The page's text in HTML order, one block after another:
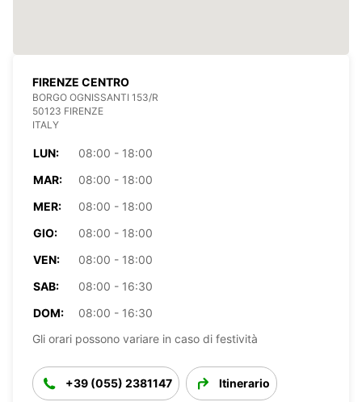
FIRENZE CENTRO
BORGO OGNISSANTI 153/R
50123 FIRENZE
ITALY
LUN:
08:00 - 18:00
MAR:
08:00 - 18:00
MER:
08:00 - 18:00
GIO:
08:00 - 18:00
VEN:
08:00 - 18:00
SAB:
08:00 - 16:30
DOM:
08:00 - 16:30
Gli orari possono variare in caso di festività
+39 (055) 2381147 Itinerario